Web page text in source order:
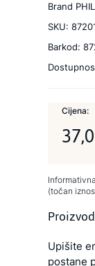
Brand
SKU:
Barkod:
Cijena:
(točan
Upišite
postane